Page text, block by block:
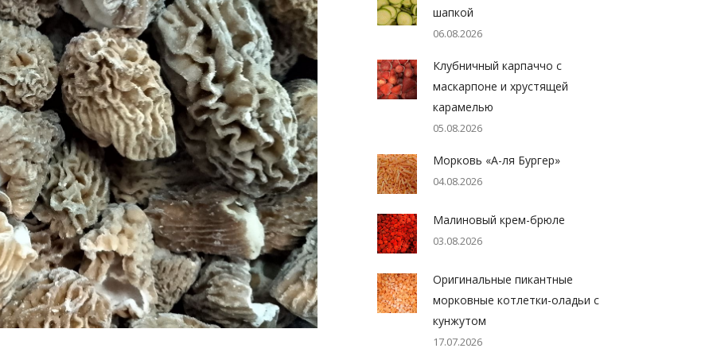
шапкой
06.08.2026
Клубничный карпаччо с
маскарпоне и хрустящей
карамелью
05.08.2026
Морковь «А-ля Бургер»
04.08.2026
Малиновый крем-брюле
03.08.2026
Оригинальные пикантные
морковные котлетки-оладьи с
кунжутом
17.07.2026